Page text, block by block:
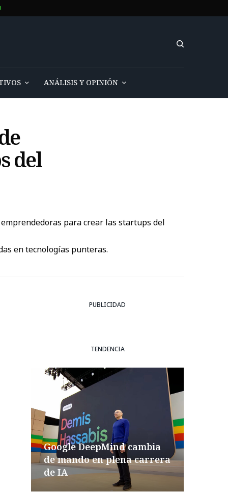
ANÁLISIS Y OPINIÓN
del
para crear las startups del
en tecnologías punteras.
PUBLICIDAD
TENDENCIA
Google DeepMind cambia
de mando en plena carrera
de IA